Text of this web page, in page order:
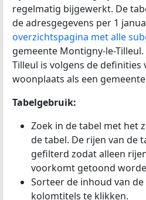
regelmatig bijgewerkt. De
de adresgegevens per 1
overzichtspagina met alle
gemeente Montigny-le-
Tilleul is volgens de definities
woonplaats als een
Tabelgebruik:
Zoek in de tabel met het
de tabel. De rijen van de
gefilterd zodat alleen
voorkomt getoond
Sorteer de inhoud van
kolomtitels te klikken.